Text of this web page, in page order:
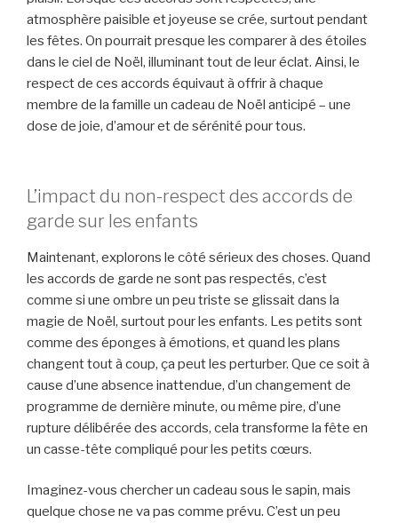
atmosphère paisible et joyeuse se crée, surtout pendant
les fêtes. On pourrait presque les comparer à des étoiles
dans le ciel de Noël, illuminant tout de leur éclat. Ainsi, le
respect de ces accords équivaut à offrir à chaque
membre de la famille un cadeau de Noël anticipé – une
dose de joie, d’amour et de sérénité pour tous.
L’impact du non-respect des accords de
garde sur les enfants
Maintenant, explorons le côté sérieux des choses. Quand
les accords de garde ne sont pas respectés, c’est
comme si une ombre un peu triste se glissait dans la
magie de Noël, surtout pour les enfants. Les petits sont
comme des éponges à émotions, et quand les plans
changent tout à coup, ça peut les perturber. Que ce soit à
cause d’une absence inattendue, d’un changement de
programme de dernière minute, ou même pire, d’une
rupture délibérée des accords, cela transforme la fête en
un casse-tête compliqué pour les petits cœurs.
Imaginez-vous chercher un cadeau sous le sapin, mais
quelque chose ne va pas comme prévu. C’est un peu